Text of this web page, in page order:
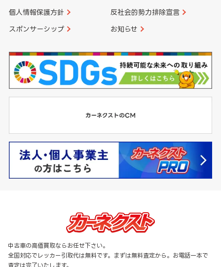
個人情報保護方針 反社会的勢力排除宣言
スポンサーシップ お知らせ
中古車の高価買取ならお任せ下さい。
全国対応でレッカー引取代は無料です。まずは無料査定から。お電話一本で
査定は完了いたします。